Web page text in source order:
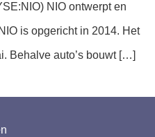
NIO ontwerpt en
is opgericht in 2014. Het
Behalve auto’s bouwt […]